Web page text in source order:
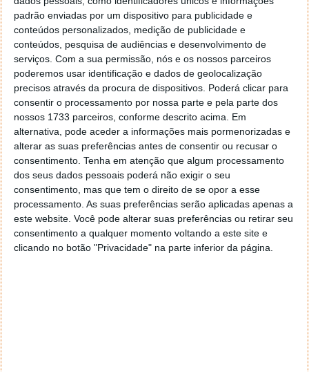
padrão enviadas por um dispositivo para publicidade e
conteúdos personalizados, medição de publicidade e
conteúdos, pesquisa de audiências e desenvolvimento de
serviços. Com a sua permissão, nós e os nossos parceiros
poderemos usar identificação e dados de geolocalização
precisos através da procura de dispositivos. Poderá clicar para
consentir o processamento por nossa parte e pela parte dos
nossos 1733 parceiros, conforme descrito acima. Em
alternativa, pode aceder a informações mais pormenorizadas e
alterar as suas preferências antes de consentir ou recusar o
consentimento. Tenha em atenção que algum processamento
dos seus dados pessoais poderá não exigir o seu
consentimento, mas que tem o direito de se opor a esse
processamento. As suas preferências serão aplicadas apenas a
este website. Você pode alterar suas preferências ou retirar seu
consentimento a qualquer momento voltando a este site e
clicando no botão "Privacidade" na parte inferior da página.
O HarmonyOS para smartwatches, segundo vários
rumores, deverá chegar com o Huawei Watch 3.
Existem já algumas imagens reais que dão uma visão
daquilo que estará para chegar.